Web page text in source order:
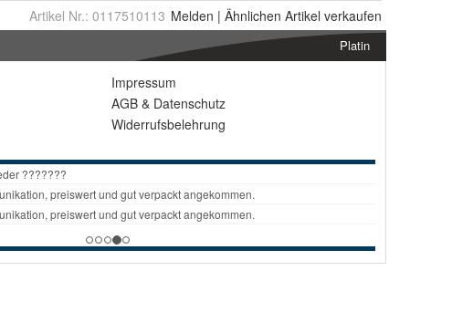
Artikel Nr.: 0117510113 Melden | Ähnlichen Artikel verkaufen
Platin
Impressum
AGB & Datenschutz
Widerrufsbelehrung